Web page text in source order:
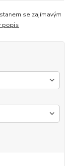
se zajímavým
popis